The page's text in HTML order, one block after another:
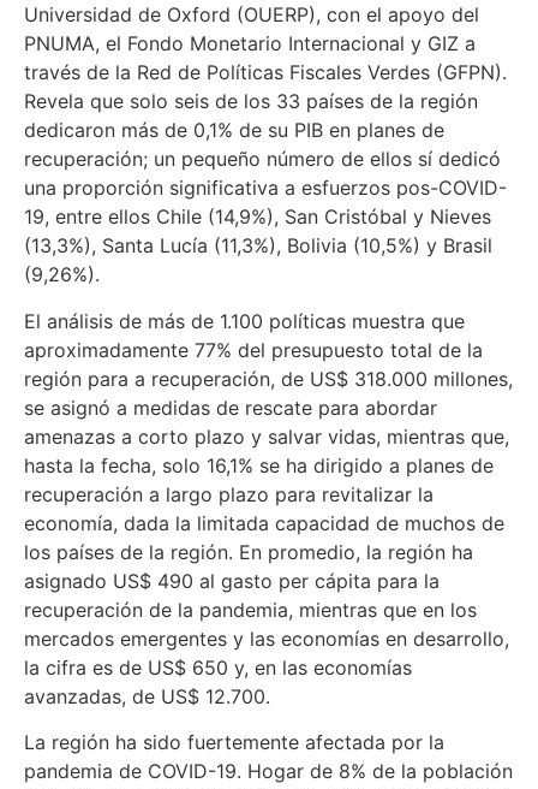
Universidad de Oxford (OUERP), con el apoyo del
PNUMA, el Fondo Monetario Internacional y GIZ a
través de la Red de Políticas Fiscales Verdes (GFPN).
Revela que solo seis de los 33 países de la región
dedicaron más de 0,1% de su PIB en planes de
recuperación; un pequeño número de ellos sí dedicó
una proporción significativa a esfuerzos pos-COVID-
19, entre ellos Chile (14,9%), San Cristóbal y Nieves
(13,3%), Santa Lucía (11,3%), Bolivia (10,5%) y Brasil
(9,26%).
El análisis de más de 1.100 políticas muestra que
aproximadamente 77% del presupuesto total de la
región para a recuperación, de US$ 318.000 millones,
se asignó a medidas de rescate para abordar
amenazas a corto plazo y salvar vidas, mientras que,
hasta la fecha, solo 16,1% se ha dirigido a planes de
recuperación a largo plazo para revitalizar la
economía, dada la limitada capacidad de muchos de
los países de la región. En promedio, la región ha
asignado US$ 490 al gasto per cápita para la
recuperación de la pandemia, mientras que en los
mercados emergentes y las economías en desarrollo,
la cifra es de US$ 650 y, en las economías
avanzadas, de US$ 12.700.
La región ha sido fuertemente afectada por la
pandemia de COVID-19. Hogar de 8% de la población